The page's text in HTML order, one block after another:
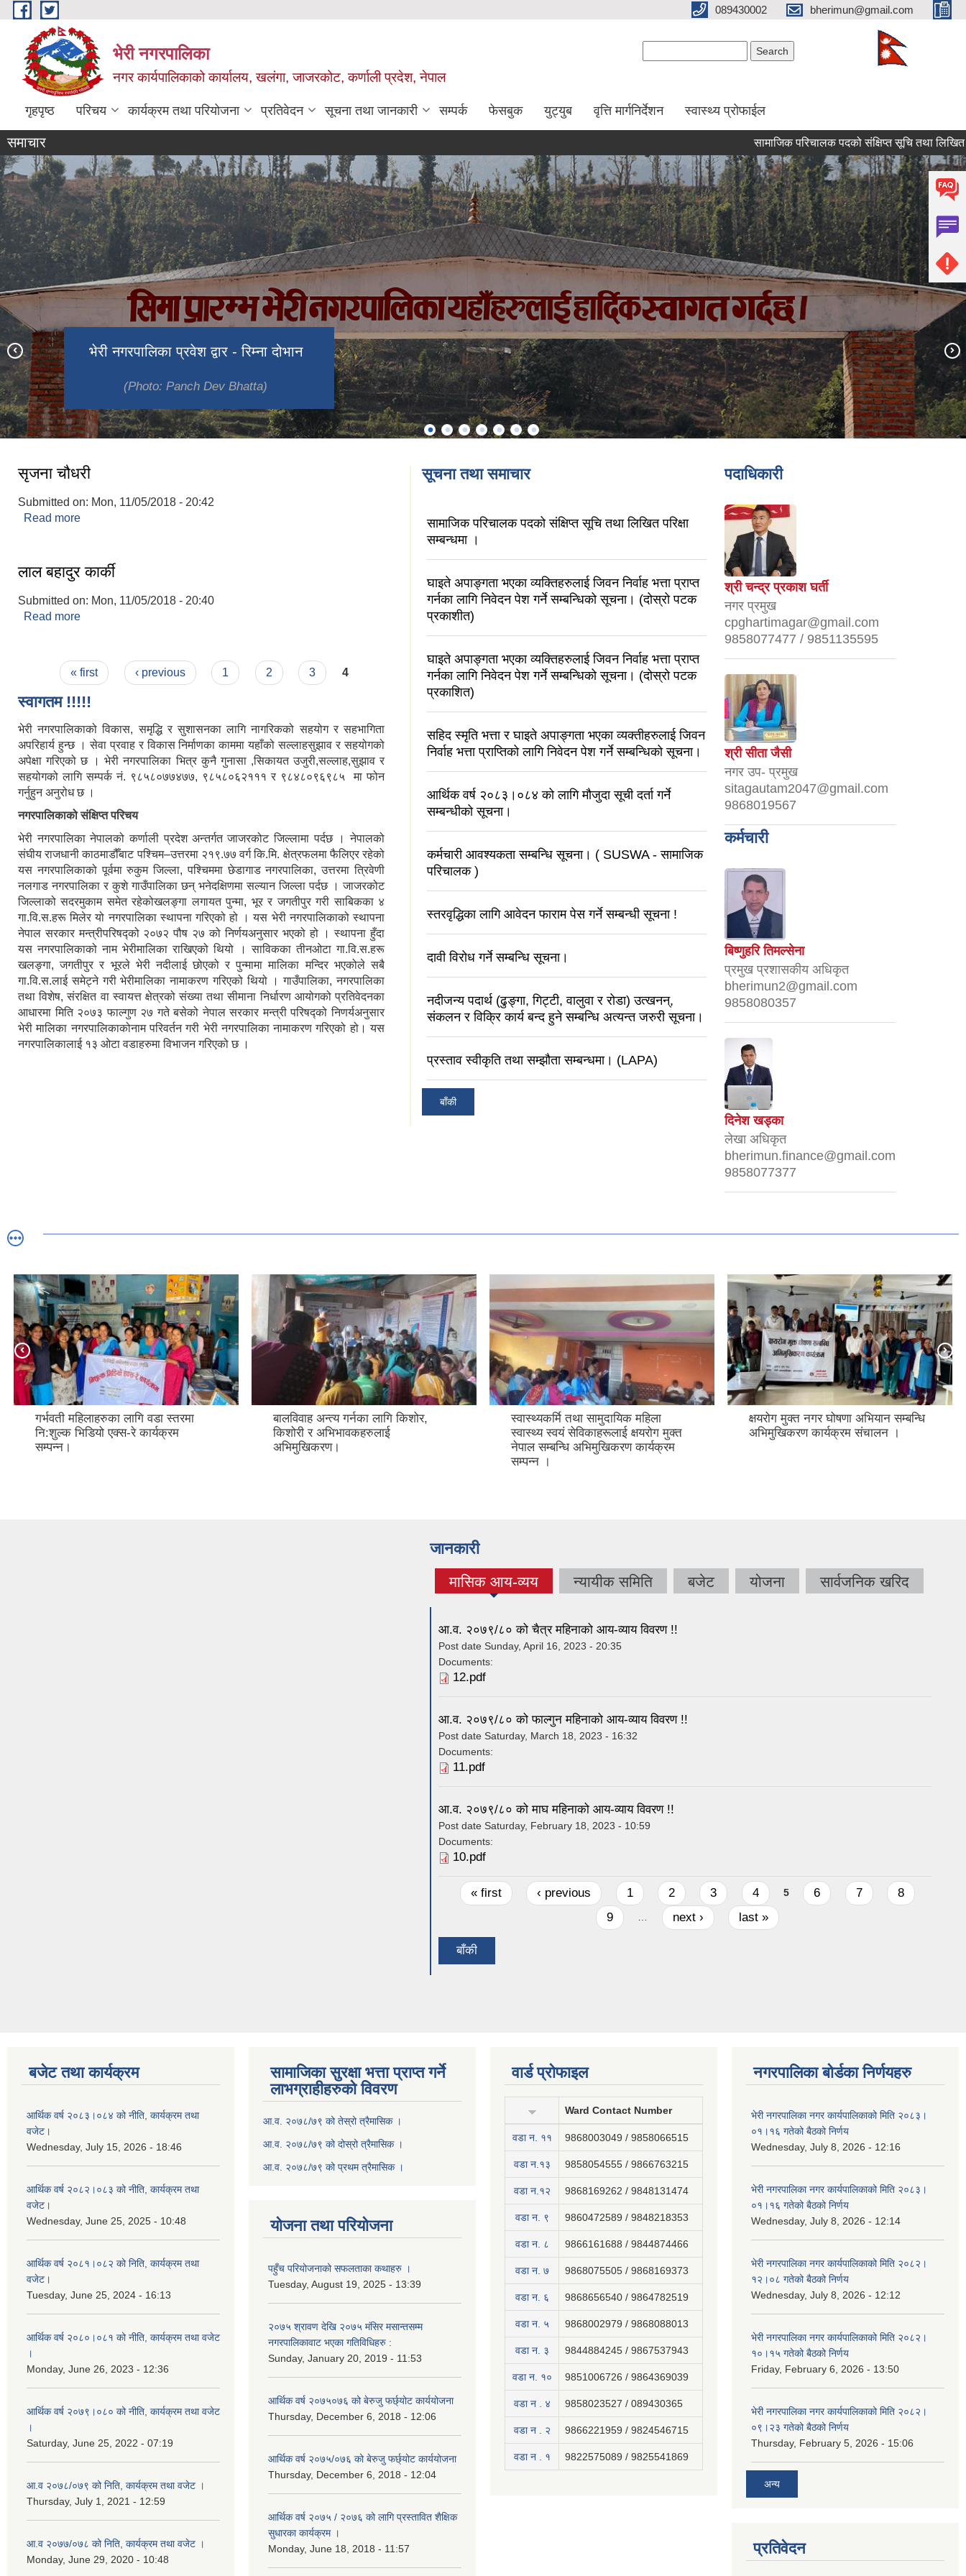
Skip to main content 089430002 bherimun@gmail.com
भेरी नगरपालिका
नगर कार्यपालिकाको कार्यालय, खलंगा, जाजरकोट, कर्णाली प्रदेश, नेपाल
गृहपृष्ठ परिचय कार्यक्रम तथा परियोजना प्रतिवेदन सूचना तथा जानकारी सम्पर्क फेसबुक युट्युब वृत्ति मार्गनिर्देशन स्वास्थ्य प्रोफाईल
समाचार सामाजिक परिचालक पदको संक्षिप्त सूचि तथा लिखित परिक्षा
भेरी नगरपालिका प्रवेश द्वार - रिम्ना दोभान
(Photo: Panch Dev Bhatta)
जाजरकोट दरबार
(Photo: Panch Dev Bhatta)
भेरी नदी
(Photo: Panch Dev Bhatta)
जाजरकोट दरबार परिसरमा रहेको शालिक
(Photo: Panch Dev Bhatta)
पाचौँ नगरसभा २०७६ मा सजाईएको दियो र
पुष्प
(Photo: Surya Lamsal)
पाचौँ नगरसभा २०७६
(Photo: Surya Lamsal)
शुभकामना ।
सृजना चौधरी
Submitted on: Mon, 11/05/2018 - 20:42
Read more
लाल बहादुर कार्की
Submitted on: Mon, 11/05/2018 - 20:40
Read more
Pages« first ‹ previous 1 2 3 4
स्वागतम !!!!!
भेरी नगरपालिकाको विकास, समृद्धि र सुशासनका लागि नागरिकको सहयोग र सहभागिता
अपरिहार्य हुन्छ । सेवा प्रवाह र विकास निर्माणका काममा यहाँको सल्लाहसुझाव र सहयोगको
अपेक्षा गरिएको छ । भेरी नगरपालिका भित्र कुनै गुनासा ,सिकायत उजुरी,सल्लाह,सुझाव र
सहयोगको लागि सम्पर्क नं. ९८५८०७७४७७, ९८५८०६२१११ र ९८४८०९६९८५ मा फोन
गर्नुहुन अनुरोध छ ।
नगरपालिकाको संक्षिप्त परिचय
भेरी नगरपालिका नेपालको कर्णाली प्रदेश अन्तर्गत जाजरकोट जिल्लामा पर्दछ । नेपालको
संघीय राजधानी काठमाडौँबाट पश्चिम–उत्तरमा २१९.७७ वर्ग कि.मि. क्षेत्रफलमा फैलिएर रहेको
यस नगरपालिकाको पूर्वमा रुकुम जिल्ला, पश्चिममा छेडागाड नगरपालिका, उत्तरमा त्रिवेणी
नलगाड नगरपालिका र कुशे गाउँपालिका छन् भनेदक्षिणमा सल्यान जिल्ला पर्दछ । जाजरकोट
जिल्लाको सदरमुकाम समेत रहेकोखलङ्गा लगायत पुन्मा, भूर र जगतीपुर गरी साबिकका ४
गा.वि.स.हरू मिलेर यो नगरपालिका स्थापना गरिएको हो । यस भेरी नगरपालिकाको स्थापना
नेपाल सरकार मन्त्रीपरिषद्को २०७२ पौष २७ को निर्णयअनुसार भएको हो । स्थापना हुँदा
यस नगरपालिकाको नाम भेरीमालिका राखिएको थियो । साविकका तीनओटा गा.वि.स.हरू
खलङ्गा, जगतीपुर र भूरले भेरी नदीलाई छोएको र पुन्मामा मालिका मन्दिर भएकोले सबै
गा.वि.स.लाई समेट्ने गरी भेरीमालिका नामाकरण गरिएको थियो । गाउँपालिका, नगरपालिका
तथा विशेष, संरक्षित वा स्वायत्त क्षेत्रको संख्या तथा सीमाना निर्धारण आयोगको प्रतिवेदनका
आधारमा मिति २०७३ फाल्गुण २७ गते बसेको नेपाल सरकार मन्त्री परिषद्को निणर्यअनुसार
भेरी मालिका नगरपालिकाकोनाम परिवर्तन गरी भेरी नगरपालिका नामाकरण गरिएको हो। यस
नगरपालिकालाई १३ ओटा वडाहरुमा विभाजन गरिएको छ ।
सूचना तथा समाचार
सामाजिक परिचालक पदको संक्षिप्त सूचि तथा लिखित परिक्षा
सम्बन्धमा ।
घाइते अपाङ्गता भएका व्यक्तिहरुलाई जिवन निर्वाह भत्ता प्राप्त
गर्नका लागि निवेदन पेश गर्ने सम्बन्धिको सूचना। (दोस्रो पटक
प्रकाशीत)
घाइते अपाङ्गता भएका व्यक्तिहरुलाई जिवन निर्वाह भत्ता प्राप्त
गर्नका लागि निवेदन पेश गर्ने सम्बन्धिको सूचना। (दोस्रो पटक
प्रकाशित)
सहिद स्मृति भत्ता र घाइते अपाङ्गता भएका व्यक्तीहरुलाई जिवन
निर्वाह भत्ता प्राप्तिको लागि निवेदन पेश गर्ने सम्बन्धिको सूचना।
आर्थिक वर्ष २०८३।०८४ को लागि मौजुदा सूची दर्ता गर्ने
सम्बन्धीको सूचना।
कर्मचारी आवश्यकता सम्बन्धि सूचना। ( SUSWA - सामाजिक
परिचालक )
स्तरवृद्धिका लागि आवेदन फाराम पेस गर्ने सम्बन्धी सूचना !
दावी विरोध गर्ने सम्बन्धि सूचना।
नदीजन्य पदार्थ (ढुङ्गा, गिट्टी, वालुवा र रोडा) उत्खनन्,
संकलन र विक्रि कार्य बन्द हुने सम्बन्धि अत्यन्त जरुरी सूचना।
प्रस्ताव स्वीकृति तथा सम्झौता सम्बन्धमा। (LAPA)
बाँकी
पदाधिकारी
श्री चन्द्र प्रकाश घर्ती
नगर प्रमुख
cpghartimagar@gmail.com
9858077477 / 9851135595
श्री सीता जैसी
नगर उप- प्रमुख
sitagautam2047@gmail.com
9868019567
कर्मचारी
बिष्णुहरि तिमल्सेना
प्रमुख प्रशासकीय अधिकृत
bherimun2@gmail.com
9858080357
दिनेश खड्का
लेखा अधिकृत
bherimun.finance@gmail.com
9858077377
गर्भवती महिलाहरुका लागि वडा स्तरमा
नि:शुल्क भिडियो एक्स-रे कार्यक्रम
सम्पन्न।
बालविवाह अन्त्य गर्नका लागि किशोर,
किशोरी र अभिभावकहरुलाई
अभिमुखिकरण।
स्वास्थ्यकर्मि तथा सामुदायिक महिला
स्वास्थ्य स्वयं सेविकाहरूलाई क्षयरोग मुक्त
नेपाल सम्बन्धि अभिमुखिकरण कार्यक्रम
सम्पन्न ।
क्षयरोग मुक्त नगर घोषणा अभियान सम्बन्धि
अभिमुखिकरण कार्यक्रम संचालन ।
जानकारी
मासिक आय-व्यय
(active tab) न्यायीक समिति बजेट योजना सार्वजनिक खरिद
आ.व. २०७९/८० को चैत्र महिनाको आय-व्याय विवरण !!
Post date Sunday, April 16, 2023 - 20:35
Documents:
12.pdf
आ.व. २०७९/८० को फाल्गुन महिनाको आय-व्याय विवरण !!
Post date Saturday, March 18, 2023 - 16:32
Documents:
11.pdf
आ.व. २०७९/८० को माघ महिनाको आय-व्याय विवरण !!
Post date Saturday, February 18, 2023 - 10:59
Documents:
10.pdf
Pages
« first ‹ previous 1 2 3 4 5 6 7
8
9
… next › last »
बाँकी
बजेट तथा कार्यक्रम
आर्थिक वर्ष २०८३।०८४ को नीति, कार्यक्रम तथा
वजेट।
Wednesday, July 15, 2026 - 18:46
आर्थिक वर्ष २०८२।०८३ को नीति, कार्यक्रम तथा
वजेट।
Wednesday, June 25, 2025 - 10:48
आर्थिक वर्ष २०८१।०८२ को निति, कार्यक्रम तथा
वजेट।
Tuesday, June 25, 2024 - 16:13
आर्थिक वर्ष २०८०।०८१ को नीति, कार्यक्रम तथा वजेट
।
Monday, June 26, 2023 - 12:36
आर्थिक वर्ष २०७९।०८० को नीति, कार्यक्रम तथा वजेट
।
Saturday, June 25, 2022 - 07:19
आ.व २०७८/०७९ को निति, कार्यक्रम तथा वजेट ।
Thursday, July 1, 2021 - 12:59
आ.व २०७७/०७८ को निति, कार्यक्रम तथा वजेट ।
Monday, June 29, 2020 - 10:48
सामाजिका सुरक्षा भत्ता प्राप्त गर्ने
लाभग्राहीहरुको विवरण
आ.व. २०७८/७९ को तेस्रो त्रैमासिक ।
आ.व. २०७८/७९ को दोस्रो त्रैमासिक ।
आ.व. २०७८/७९ को प्रथम त्रैमासिक ।
योजना तथा परियोजना
पहुँच परियोजनाको सफलताका कथाहरु ।
Tuesday, August 19, 2025 - 13:39
२०७५ श्रावण देखि २०७५ मंसिर मसान्तसम्म
नगरपालिकावाट भएका गतिविधिहरु :
Sunday, January 20, 2019 - 11:53
आर्थिक वर्ष २०७५०७६ को बेरुजु फर्छ्योट कार्ययोजना
Thursday, December 6, 2018 - 12:06
आर्थिक वर्ष २०७५/०७६ को बेरुजु फर्छ्योट कार्ययोजना
Thursday, December 6, 2018 - 12:04
आर्थिक वर्ष २०७५ / २०७६ को लागि प्रस्तावित शैक्षिक
सुधारका कार्यक्रम ।
Monday, June 18, 2018 - 11:57
वार्ड प्रोफाइल
Ward Contact Number
वडा न‍. ११ 9868003049 / 9858066515
वडा न.१३ 9858054555 / 9866763215
वडा न.१२ 9868169262 / 9848131474
वडा न. ९ 9860472589 / 9848218353
वडा न. ८ 9866161688 / 9844874466
वडा न. ७ 9868075505 / 9868169373
वडा न. ६ 9868656540 / 9864782519
वडा न. ५ 9868002979 / 9868088013
वडा न. ३ 9844884245 / 9867537943
वडा न. १० 9851006726 / 9864369039
वडा न . ४ 9858023527 / 089430365
वडा न . २ 9866221959 / 9824546715
वडा न . १ 9822575089 / 9825541869
नगरपालिका बोर्डका निर्णयहरु
भेरी नगरपालिका नगर कार्यपालिकाको मिति २०८३।
०१।१६ गतेको बैठको निर्णय
Wednesday, July 8, 2026 - 12:16
भेरी नगरपालिका नगर कार्यपालिकाको मिति २०८३।
०१।१६ गतेको बैठको निर्णय
Wednesday, July 8, 2026 - 12:14
भेरी नगरपालिका नगर कार्यपालिकाको मिति २०८२।
१२।०८ गतेको बैठको निर्णय
Wednesday, July 8, 2026 - 12:12
भेरी नगरपालिका नगर कार्यपालिकाको मिति २०८२।
१०।१५ गतेको बैठको निर्णय
Friday, February 6, 2026 - 13:50
भेरी नगरपालिका नगर कार्यपालिकाको मिति २०८२।
०९।२३ गतेको बैठको निर्णय
Thursday, February 5, 2026 - 15:06
अन्य
प्रतिवेदन